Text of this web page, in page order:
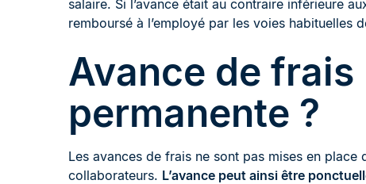
salaire. Si l’avance était au contraire inférieure
remboursé à l’employé par les voies habituelles
Avance de
permanente ?
Les avances de frais ne sont pas mises en
collaborateurs. L’avance peut ainsi être